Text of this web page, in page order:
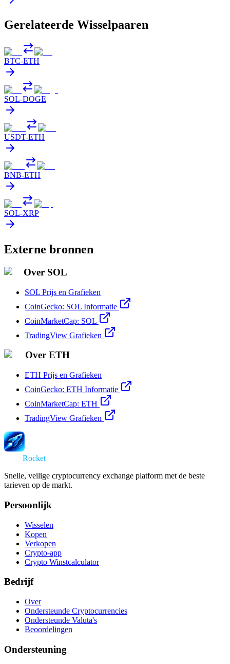
Gerelateerde Wisselpaaren
BTC-ETH
SOL-DOGE
USDT-ETH
BNB-ETH
SOL-XRP
Externe bronnen
Over SOL
SOL Prijs en Grafieken
CoinGecko: SOL Informatie
CoinMarketCap: SOL
TradingView Grafieken
Over ETH
ETH Prijs en Grafieken
CoinGecko: ETH Informatie
CoinMarketCap: ETH
TradingView Grafieken
Rocket
Snelle, veilige cryptocurrency exchange platform met de beste
tarieven op de markt.
Persoonlijk
Wisselen
Kopen
Verkopen
Crypto-app
Crypto Winstcalculator
Bedrijf
Over
Ondersteunde Cryptocurrencies
Ondersteunde Valuta's
Beoordelingen
Ondersteuning